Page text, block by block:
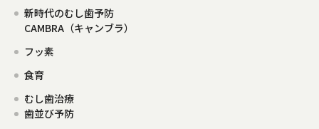
新時代のむし歯予防
CAMBRA（キャンブラ）
フッ素
食育
むし歯治療
歯並び予防